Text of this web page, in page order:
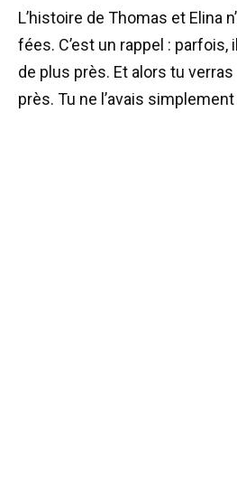
L’histoire de Thomas et Elina
fées. C’est un rappel :
de plus près. Et alors tu
près. Tu ne l’avais